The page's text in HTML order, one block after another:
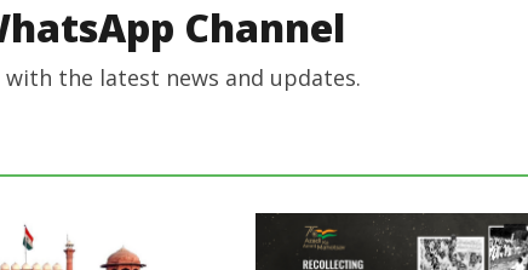
Channel
the latest news and updates.